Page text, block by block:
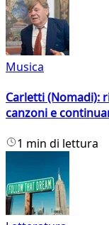
Musica
Carletti (Nomadi):
canzoni e
1 min di lettura